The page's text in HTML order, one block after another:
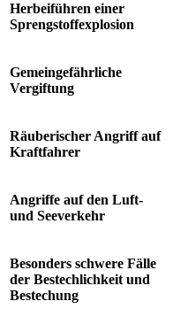
Herbeiführen einer
Sprengstoffexplosion
Gemeingefährliche
Vergiftung
Räuberischer Angriff auf
Kraftfahrer
Angriffe auf den Luft-
und Seeverkehr
Besonders schwere Fälle
der Bestechlichkeit und
Bestechung